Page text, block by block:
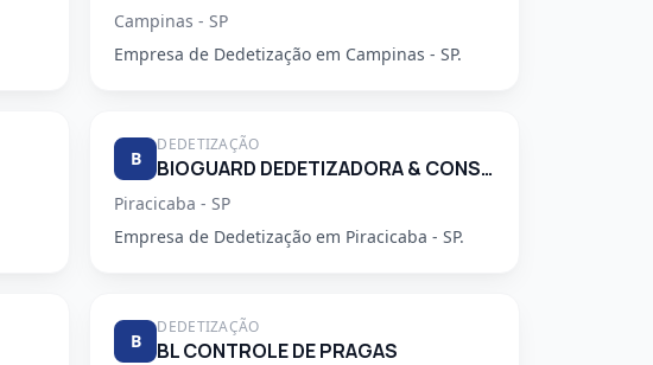
Campinas - SP
Empresa de Dedetização em Campinas - SP.
B
DEDETIZAÇÃO
BIOGUARD DEDETIZADORA & CONSULTORIA LTDA
Piracicaba - SP
Empresa de Dedetização em Piracicaba - SP.
B
DEDETIZAÇÃO
BL CONTROLE DE PRAGAS